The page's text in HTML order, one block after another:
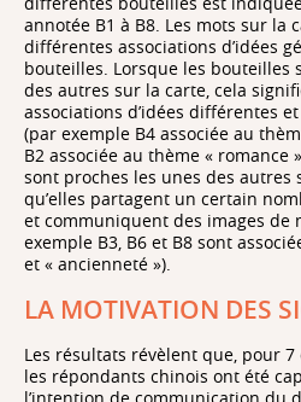
annotée B1 à B8. Les mots sur la
différentes associations d’idées
bouteilles. Lorsque les bouteilles
des autres sur la carte, cela
associations d’idées différentes
(par exemple B4 associée au
B2 associée au thème « romance
sont proches les unes des autres
qu’elles partagent un certain
et communiquent des images de
exemple B3, B6 et B8 sont
et « ancienneté »).
LA MOTIVATION DES
Les résultats révèlent que, pour
les répondants chinois ont été